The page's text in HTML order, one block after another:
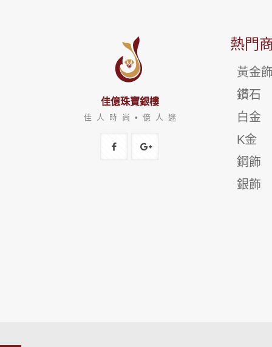
佳億珠寶銀樓
佳 人 時 尚 • 億 人 迷
熱門
黃金
鑽石
白金
K金
鋼飾
銀飾